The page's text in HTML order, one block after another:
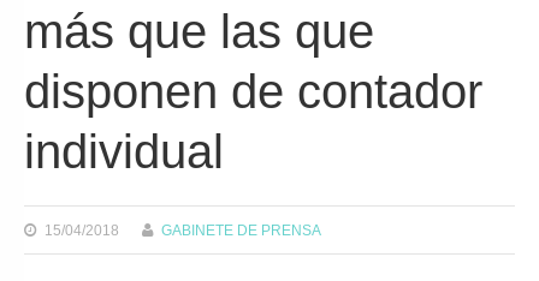
más que las que
disponen de contador
individual
15/04/2018 GABINETE DE PRENSA